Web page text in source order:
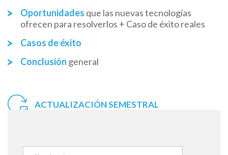
Oportunidades que las nuevas tecnologías
ofrecen para resolverlos + Caso de éxito reales
Casos de éxito
Conclusión general
ACTUALIZACIÓN SEMESTRAL